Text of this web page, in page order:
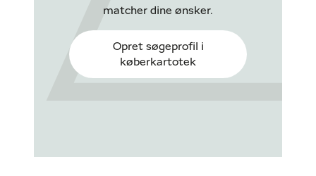
matcher dine ønsker.
Opret søgeprofil i
køberkartotek